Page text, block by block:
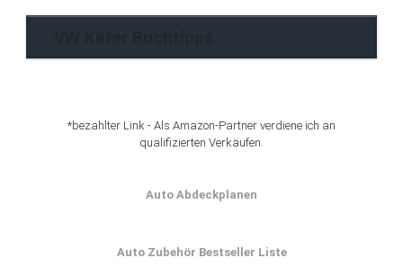
*bezahlter Link - Als Amazon-Partner verdiene ich an
qualifizierten Verkäufen.
Auto Abdeckplanen
Auto Zubehör Bestseller Liste